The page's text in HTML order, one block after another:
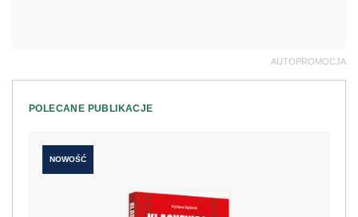
AUTOPROMOCJA
POLECANE PUBLIKACJE
NOWOŚĆ